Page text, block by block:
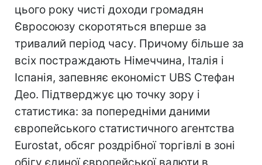
цього року чисті доходи громадян
Євросоюзу скоротяться вперше за
тривалий період часу. Причому більше за
всіх постраждають Німеччина, Італія і
Іспанія, запевняє економіст UBS Стефан
Део. Підтверджує цю точку зору і
статистика: за попередніми даними
європейського статистичного агентства
Eurostat, обсяг роздрібної торгівлі в зоні